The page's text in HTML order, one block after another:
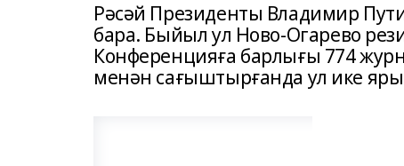
Рәсәй Президенты Владимир
бара. Быйыл ул Ново-Огарево
Конференцияға барлығы 774
менән сағыштырғанда ул ике